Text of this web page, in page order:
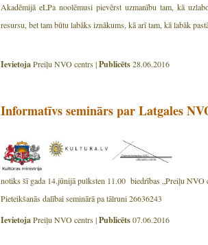
Akadēmijā eLPa noolēmusi pievērst uzmanību tam, kā
resursu, bet tam būtu labāks iznākums, kā arī tam, kā labāk
IevietojaPreiļu NVO centrs |Publicēts28.06.2016
Informatīvs seminārs par Latgales
notiks šī gada 14.jūnijā pulksten 11.00 biedrības „Preiļu
Pieteikšanās dalībai seminārā pa tālruni 26636243
IevietojaPreiļu NVO centrs |Publicēts07.06.2016